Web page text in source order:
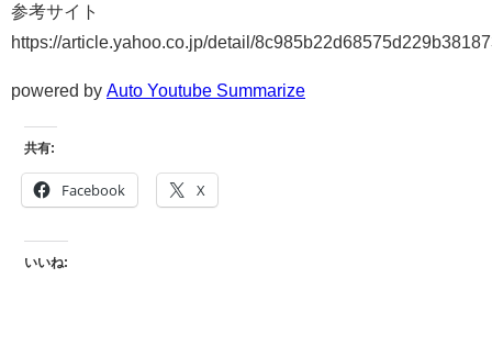
参考サイト
https://article.yahoo.co.jp/detail/
powered by Auto Youtube Summarize
共有:
Facebook X
いいね: